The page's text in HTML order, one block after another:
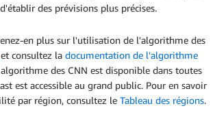
des prévisions plus précises.
en plus sur l'utilisation de l'algorithme des
et consultez la documentation de l'algorithme
des CNN est disponible dans toutes
est accessible au grand public. Pour en savoir
par région, consultez le Tableau des régions.